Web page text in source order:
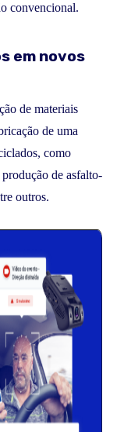
convencional.
em novos
de materiais
de uma
como
de asfalto-
outros.